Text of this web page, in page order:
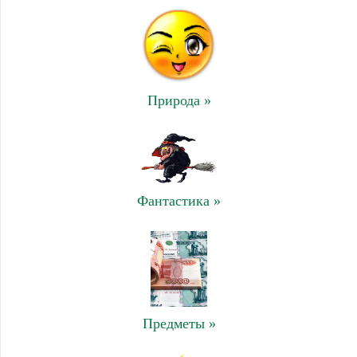
Природа »
Фантастика »
Предметы »